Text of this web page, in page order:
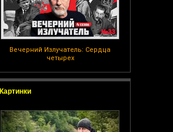
Вечерний Излучатель: Сердца
четырех
Картинки